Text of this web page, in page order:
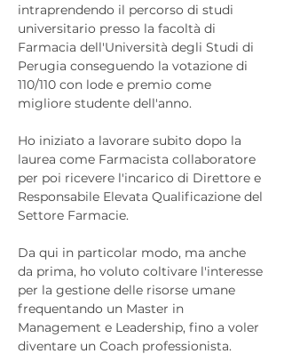
intraprendendo il percorso di studi
universitario presso la facoltà di
Farmacia dell'Università degli Studi di
Perugia conseguendo la votazione di
110/110 con lode e premio come
migliore studente dell'anno.
Ho iniziato a lavorare subito dopo la
laurea come Farmacista collaboratore
per poi ricevere l'incarico di Direttore e
Responsabile Elevata Qualificazione del
Settore Farmacie.
Da qui in particolar modo, ma anche
da prima, ho voluto coltivare l'interesse
per la gestione delle risorse umane
frequentando un Master in
Management e Leadership, fino a voler
diventare un Coach professionista.